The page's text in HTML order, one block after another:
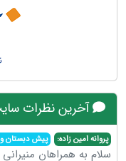
آخرین نظرات
پروانه امین زاده: پیش دبستان و
سلام به همراهان